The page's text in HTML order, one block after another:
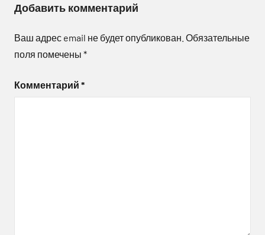
Добавить комментарий
Ваш адрес email не будет опубликован. Обязательные
поля помечены *
Комментарий *